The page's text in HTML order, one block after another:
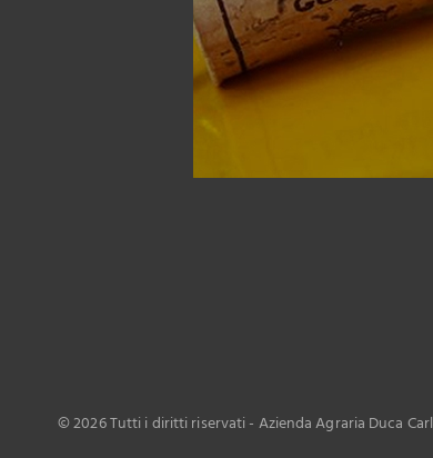
©2026 Tutti i diritti riservati - Azienda Agraria Duca